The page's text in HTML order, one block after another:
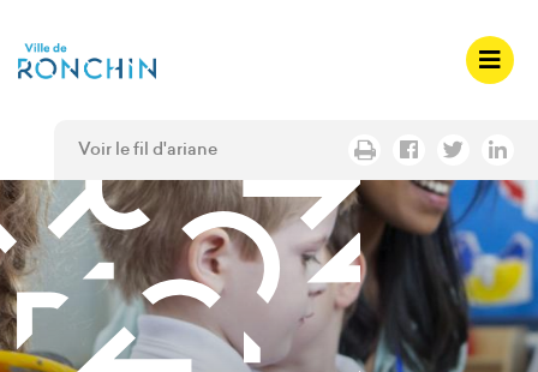
r
a
u
m
e
n
Voir le fil d'ariane